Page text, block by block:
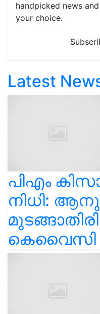
handpicked news
your choice.
Latest
പിഎം
നിധി:
കെവൈസി